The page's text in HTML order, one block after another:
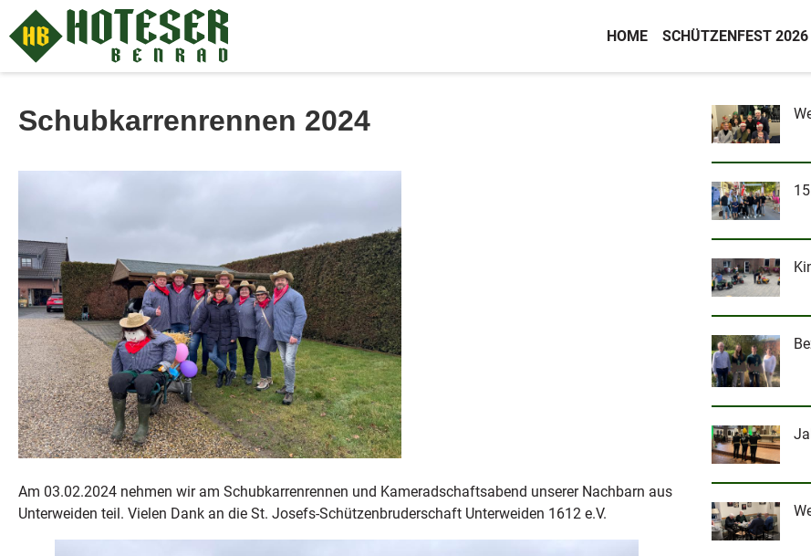
HOME SCHÜTZENFEST 2026
Schubkarrenrennen 2024
Am 03.02.2024 nehmen wir am Schubkarrenrennen und Kameradschaftsabend unserer Nachbarn aus
Unterweiden teil. Vielen Dank an die St. Josefs-Schützenbruderschaft Unterweiden 1612 e.V.